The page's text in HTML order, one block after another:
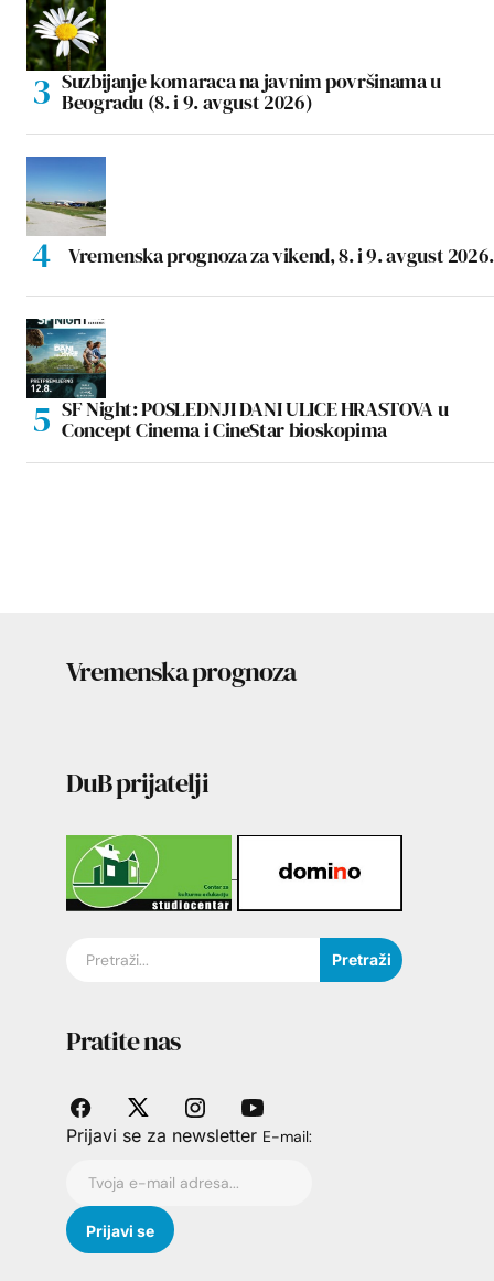
Suzbijanje komaraca na javnim površinama u
Beogradu (8. i 9. avgust 2026)
Vremenska prognoza za vikend, 8. i 9. avgust 2026.
SF Night: POSLEDNJI DANI ULICE HRASTOVA u
Concept Cinema i CineStar bioskopima
Vremenska prognoza
DuB prijatelji
Pretraži
Pratite nas
Prijavi se za newsletter E-mail: